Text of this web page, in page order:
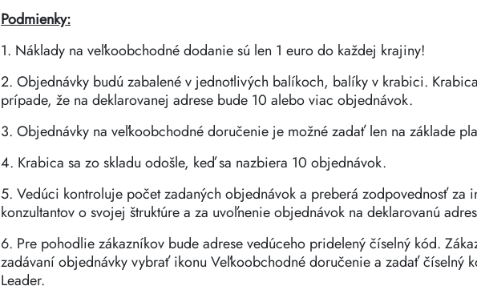
Podmienky:
1. Náklady na veľkoobchodné dodanie sú len 1 euro do každej krajiny!
2. Objednávky budú zabalené v jednotlivých balíkoch, balíky v krabici.
prípade, že na deklarovanej adrese bude 10 alebo viac objednávok.
3. Objednávky na veľkoobchodné doručenie je možné zadať len na základe
4. Krabica sa zo skladu odošle, keď sa nazbiera 10 objednávok.
5. Vedúci kontroluje počet zadaných objednávok a preberá zodpovednosť za
konzultantov o svojej štruktúre a za uvoľnenie objednávok na deklarovanú
6. Pre pohodlie zákazníkov bude adrese vedúceho pridelený číselný kód.
zadávaní objednávky vybrať ikonu Veľkoobchodné doručenie a zadať číselný
Leader.